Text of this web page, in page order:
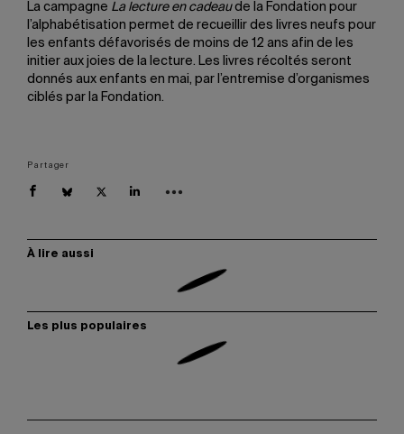
La campagne La lecture en cadeaude la Fondation pour
l’alphabétisation permet de recueillir des livres neufs pour
les enfants défavorisés de moins de 12 ans afin de les
initier aux joies de la lecture. Les livres récoltés seront
donnés aux enfants en mai, par l’entremise d’organismes
ciblés par la Fondation.
Partager
À lire aussi
Les plus populaires